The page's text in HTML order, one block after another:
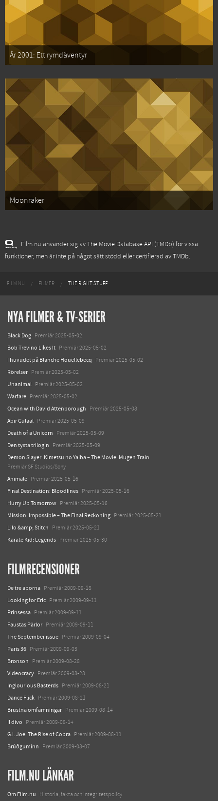
År 2001: Ett rymdäventyr
Moonraker
Film.nu använder sig av The Movie Database API (TMDb) för vissa
funktioner, men är inte på något sätt stödd eller certifierad av TMDb.
FILM.NU FILMER THE RIGHT STUFF
NYA FILMER & TV-SERIER
Black Dog Premiär 2025-05-02
Bob Trevino Likes It Premiär 2025-05-02
I huvudet på Blanche Houellebecq Premiär 2025-05-02
Rörelser Premiär 2025-05-02
Unanimal Premiär 2025-05-02
Warfare Premiär 2025-05-02
Ocean with David Attenborough Premiär 2025-05-08
Abir Gulaal Premiär 2025-05-09
Death of a Unicorn Premiär 2025-05-09
Den tysta trilogin Premiär 2025-05-09
Demon Slayer: Kimetsu no Yaiba – The Movie: Mugen Train
Premiär SF Studios/Sony
Animale Premiär 2025-05-16
Final Destination: Bloodlines Premiär 2025-05-16
Hurry Up Tomorrow Premiär 2025-05-16
Mission: Impossible – The Final Reckoning Premiär 2025-05-21
Lilo &amp; Stitch Premiär 2025-05-21
Karate Kid: Legends Premiär 2025-05-30
FILMRECENSIONER
De tre aporna Premiär 2009-09-18
Looking for Eric Premiär 2009-09-11
Prinsessa Premiär 2009-09-11
Faustas Pärlor Premiär 2009-09-11
The September issue Premiär 2009-09-04
Paris 36 Premiär 2009-09-03
Bronson Premiär 2009-08-28
Videocracy Premiär 2009-08-28
Inglourious Basterds Premiär 2009-08-21
Dance Flick Premiär 2009-08-21
Brustna omfamningar Premiär 2009-08-14
Il divo Premiär 2009-08-14
G.I. Joe: The Rise of Cobra Premiär 2009-08-11
Brúðguminn Premiär 2009-08-07
FILM.NU LÄNKAR
Om Film.nu Historia, fakta och integritetspolicy